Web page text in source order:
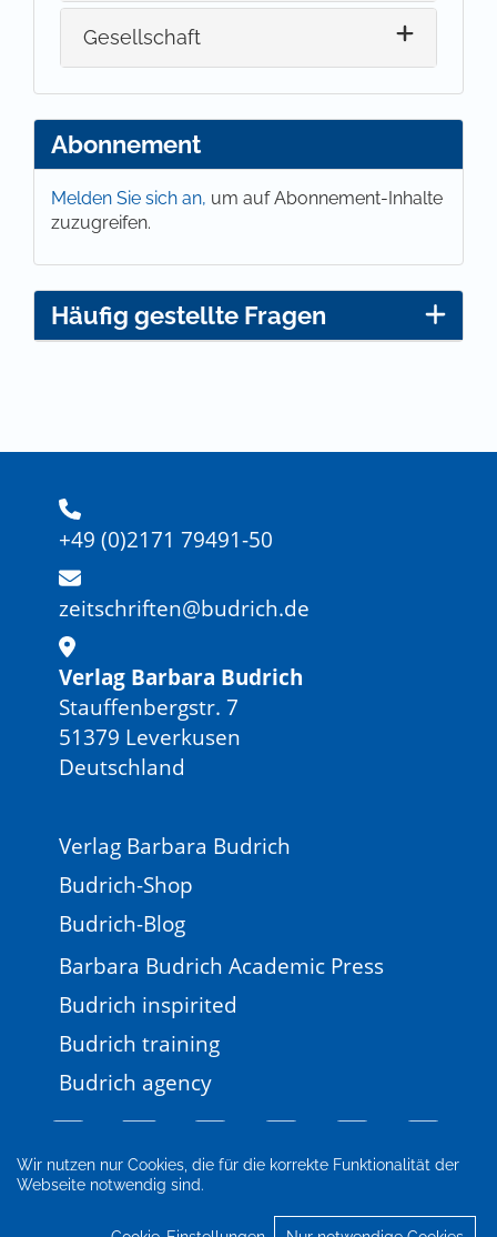
Wir nutzen nur Cookies, die für die korrekte Funktionalität der
Webseite notwendig sind.
Gesellschaft
Abonnement
Melden Sie sich an, um auf Abonnement-Inhalte
zuzugreifen.
Häufig gestellte Fragen
+49 (0)2171 79491-50
zeitschriften@budrich.de
Verlag Barbara Budrich
Stauffenbergstr. 7
51379 Leverkusen
Deutschland
Verlag Barbara Budrich
Budrich-Shop
Budrich-Blog
Barbara Budrich Academic Press
Budrich inspirited
Budrich training
Budrich agency
Impressum